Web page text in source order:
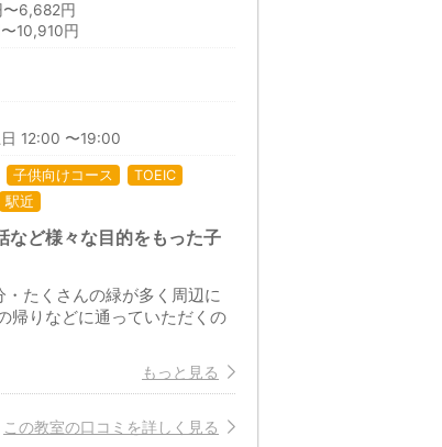
6,682円
10,910円
12:00 〜19:00
子供向けコース
TOEIC
駅近
など様々な目的をもった子
たくさんの緑が多く周辺に
帰りなどに通っていただくの
もっと見る
この教室の口コミを詳しく見る